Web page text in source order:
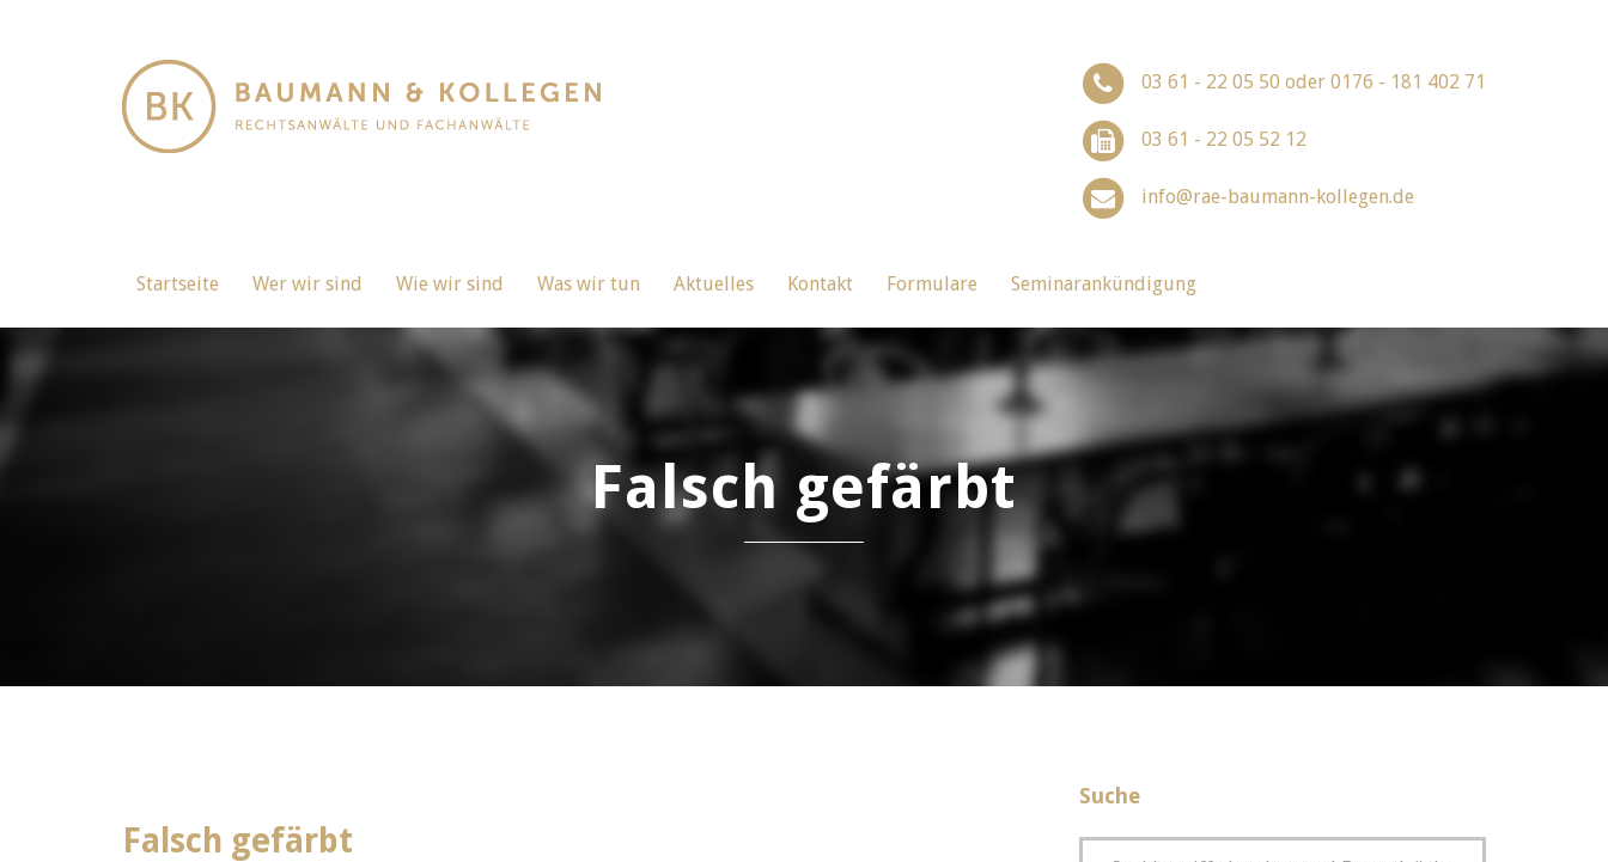
03 61 - 22 05 50 oder 0176 - 181 402 71
03 61 - 22 05 52 12
info@rae-baumann-kollegen.de
Startseite Wer wir sind Wie wir sind Was wir tun Aktuelles Kontakt Formulare Seminarankündigung
Falsch gefärbt
Falsch gefärbt
Suche